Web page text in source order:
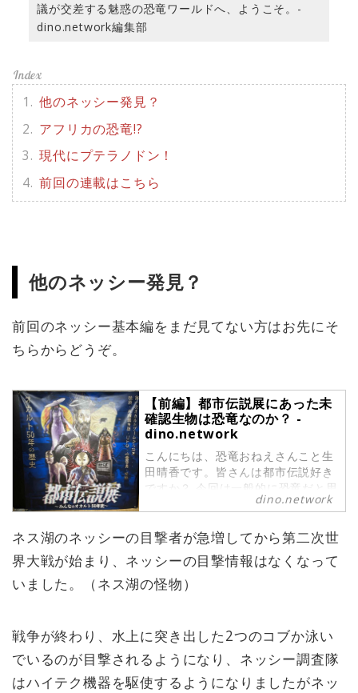
議が交差する魅惑の恐竜ワールドへ、ようこそ。-
dino.network編集部
他のネッシー発見？
アフリカの恐竜!?
現代にプテラノドン！
前回の連載はこちら
他のネッシー発見？
前回のネッシー基本編をまだ見てない方はお先にそ
ちらからどうぞ。
【前編】都市伝説展にあった未
確認生物は恐竜なのか？ -
dino.network
こんにちは、恐竜おねえさんこと生
田晴香です。皆さんは都市伝説好き
ですか？ 今回は一般的に恐竜だと思
われがちな、ネッシーなどの未確認
のか、本当に恐竜ではないのか、チ
ェックしていきましょう！
dino.network
ネス湖のネッシーの目撃者が急増してから第二次世
界大戦が始まり、ネッシーの目撃情報はなくなって
いました。（ネス湖の怪物）
戦争が終わり、水上に突き出した2つのコブか泳い
でいるのが目撃されるようになり、ネッシー調査隊
はハイテク機器を駆使するようになりましたがネッ